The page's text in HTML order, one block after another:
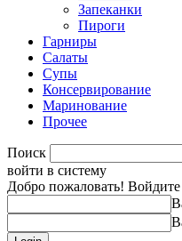
Запеканки
Пироги
Гарниры
Салаты
Супы
Консервирование
Маринование
Прочее
Поиск
войти в систему
Добро пожаловать!